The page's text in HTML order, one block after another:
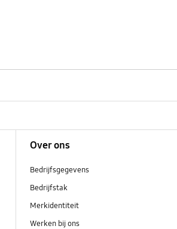
Over ons
Bedrijfsgegevens
Bedrijfstak
Merkidentiteit
Werken bij ons